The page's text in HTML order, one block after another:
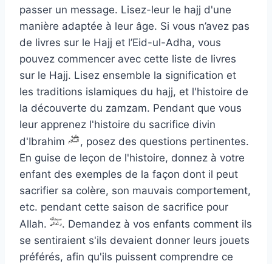
passer un message. Lisez-leur le hajj d'une
manière adaptée à leur âge. Si vous n’avez pas
de livres sur le Hajj et l’Eid-ul-Adha, vous
pouvez commencer avec cette liste de livres
sur le Hajj. Lisez ensemble la signification et
les traditions islamiques du hajj, et l'histoire de
la découverte du zamzam. Pendant que vous
leur apprenez l'histoire du sacrifice divin
d'Ibrahim
, posez des questions pertinentes.
En guise de leçon de l'histoire, donnez à votre
enfant des exemples de la façon dont il peut
sacrifier sa colère, son mauvais comportement,
etc. pendant cette saison de sacrifice pour
Allah.
. Demandez à vos enfants comment ils
se sentiraient s'ils devaient donner leurs jouets
préférés, afin qu'ils puissent comprendre ce